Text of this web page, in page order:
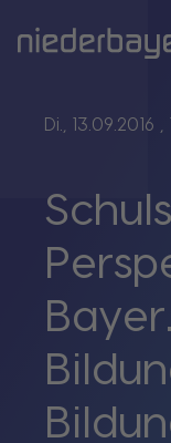
Di., 13.09.2016
Bayer.